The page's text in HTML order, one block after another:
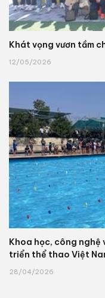
Khát vọng vươn tầm
12/05/2026
Khoa học, công nghệ
triển thể thao Việt
28/04/2026